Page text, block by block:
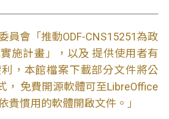
員會「推動ODF-CNS15251為政
施計畫」，以及 提供使用者有
，本館檔案下載部分文件將公
， 免費開源軟體可至LibreOffice
貴慣用的軟體開啟文件。」